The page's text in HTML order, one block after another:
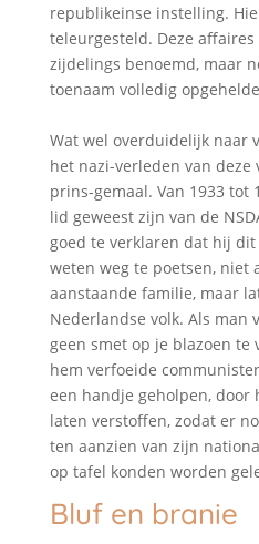
republikeinse instelling.
teleurgesteld. Deze
zijdelings benoemd, maar
toenaam volledig
Wat wel overduidelijk naar
het nazi-verleden van deze
prins-gemaal. Van 1933
lid geweest zijn van de
goed te verklaren dat hij
weten weg te poetsen, niet
aanstaande familie, maar
Nederlandse volk. Als man
geen smet op je blazoen
hem verfoeide
een handje geholpen, door
laten verstoffen, zodat er
ten aanzien van zijn
op tafel konden worden
Bluf en branie